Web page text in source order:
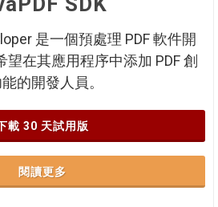
是一個預處理 PDF 軟件開
在其應用程序中添加 PDF 創
的開發人員。
載 30 天試用版
閱讀更多